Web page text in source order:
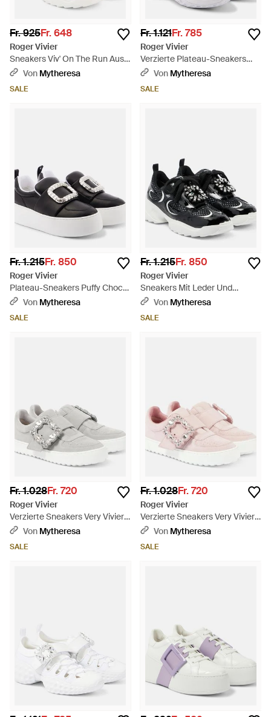
Fr. 925Fr. 648
Roger Vivier
Sneakers Viv' On The Run Aus
Leder - Pink
Von Mytheresa
SALE
Fr. 1.121Fr. 785
Roger Vivier
Verzierte Plateau-Sneakers
Viv' Run - Weiß
Von Mytheresa
SALE
Fr. 1.215Fr. 850
Roger Vivier
Plateau-Sneakers Puffy Choc
Aus Leder - Schwarz
Von Mytheresa
SALE
Fr. 1.215Fr. 850
Roger Vivier
Sneakers Mit Leder Und
Kristallen - Schwarz
Von Mytheresa
SALE
Fr. 1.028Fr. 720
Roger Vivier
Verzierte Sneakers Very Vivier
Aus Veloursleder - Weiß
Von Mytheresa
SALE
Fr. 1.028Fr. 720
Roger Vivier
Verzierte Sneakers Very Vivier
Aus Leder - Pink
Von Mytheresa
SALE